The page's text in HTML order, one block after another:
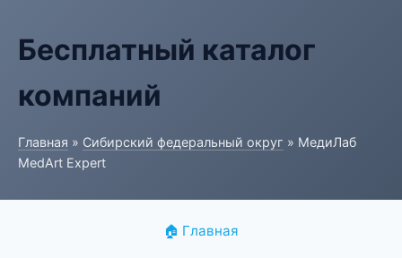
Бесплатный каталог
компаний
Главная » Сибирский федеральный округ » МедиЛаб
MedArt Expert
🏠 Главная